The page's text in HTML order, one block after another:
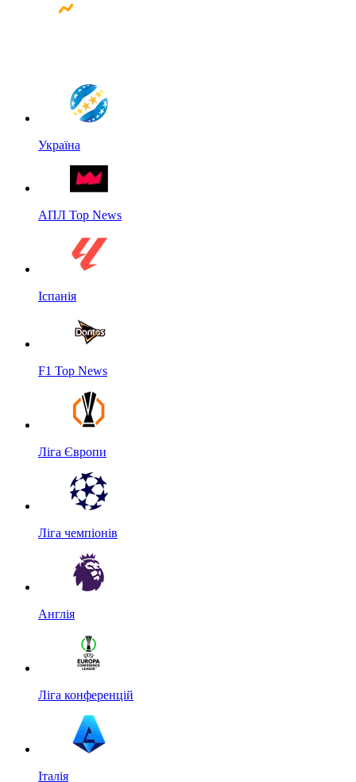
Україна
АПЛ Top News
Іспанія
F1 Top News
Ліга Європи
Ліга чемпіонів
Англія
Ліга конференцій
Італія